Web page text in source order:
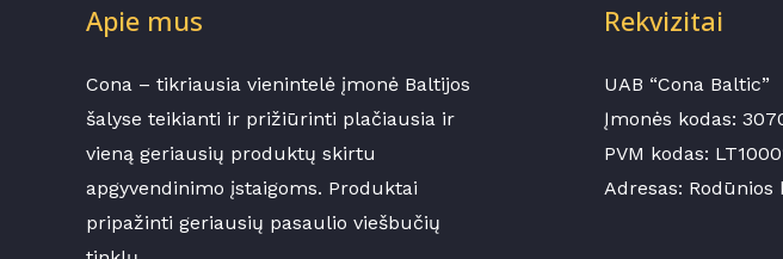
Apie mus
Cona – tikriausia vienintelė įmonė Baltijos
šalyse teikianti ir prižiūrinti plačiausia ir
vieną geriausių produktų skirtu
apgyvendinimo įstaigoms. Produktai
pripažinti geriausių pasaulio viešbučių
Rekvizitai
UAB “Cona Baltic”
Įmonės kodas:
PVM kodas:
Adresas: Rodūnios